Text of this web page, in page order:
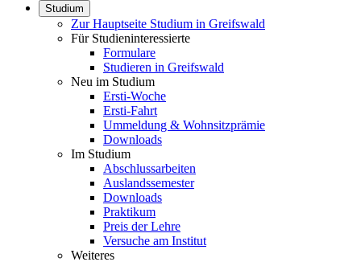
Studium
Zur Hauptseite Studium in Greifswald
Für Studieninteressierte
Formulare
Studieren in Greifswald
Neu im Studium
Ersti-Woche
Ersti-Fahrt
Ummeldung & Wohnsitzprämie
Downloads
Im Studium
Abschlussarbeiten
Auslandssemester
Downloads
Praktikum
Preis der Lehre
Versuche am Institut
Weiteres